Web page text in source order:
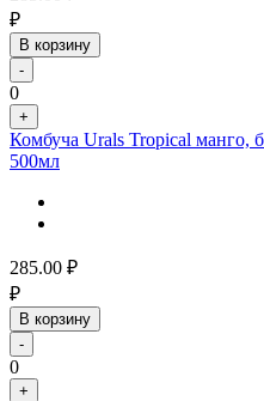
₽
В корзину
-
0
+
Комбуча Urals Tropical манго,
500мл
285.00 ₽
₽
В корзину
-
0
+